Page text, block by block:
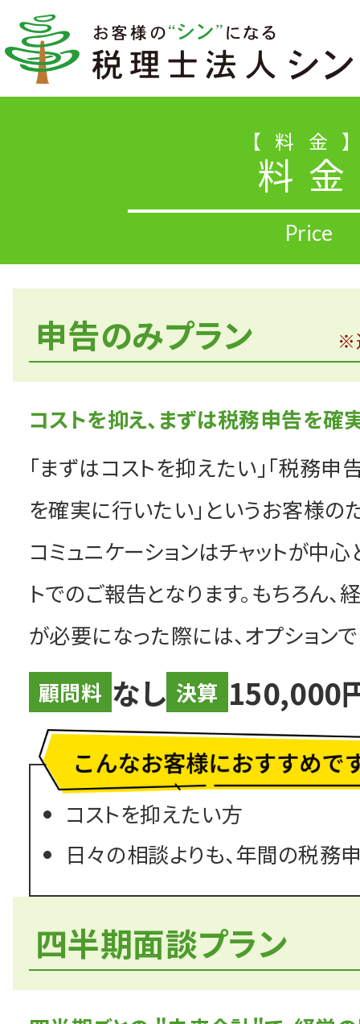
お電話、またはメールにてお気
04-2994-5080
HOME
シン中央会計の特長
解決相談事例
料金
ニュース＆トピックス
個人情報保護方針
コラム
お問い合わせ・
Facebook English
料金
料金
申告のみプラン ※
コストを抑え、まずは税務申告を確
「まずはコストを抑えたい」「税務
を確実に行いたい」というお客様の
コミュニケーションはチャットが中
トでのご報告となります。もちろん
が必要になった際には、オプション
顧問料 なし 決算 150,000
コストを抑えたい方
日々の相談よりも、年間の税務
四半期面談プラン